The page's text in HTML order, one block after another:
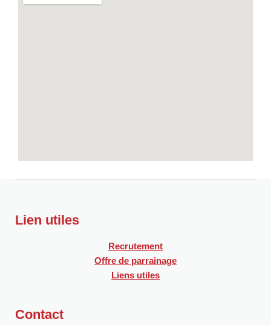
Lien utiles
Recrutement
Offre de parrainage
Liens utiles
Contact